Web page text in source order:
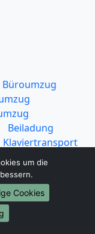
Büroumzug
Beiladung
Klaviertransport
um die
Cookies